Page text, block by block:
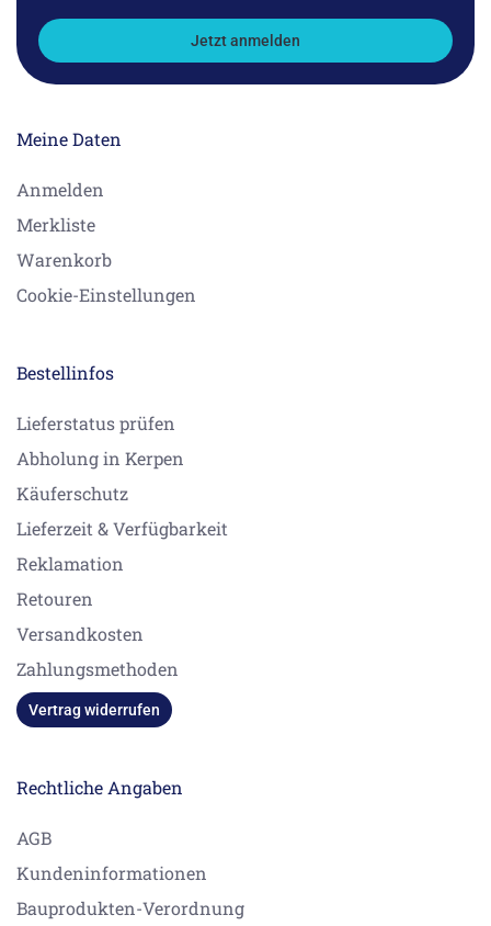
Jetzt anmelden
Meine Daten
Anmelden
Merkliste
Warenkorb
Cookie-Einstellungen
Bestellinfos
Lieferstatus prüfen
Abholung in Kerpen
Käuferschutz
Lieferzeit & Verfügbarkeit
Reklamation
Retouren
Versandkosten
Zahlungsmethoden
Vertrag widerrufen
Rechtliche Angaben
AGB
Kundeninformationen
Bauprodukten-Verordnung